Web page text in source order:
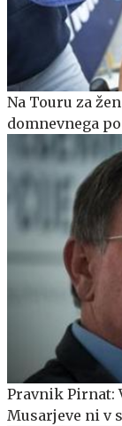
Na Touru za
domnevnega
Pravnik Pirnat:
Musarjeve ni v